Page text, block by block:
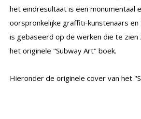
het eindresultaat is een monumentaal
oorspronkelijke graffiti-kunstenaars
is gebaseerd op de werken die te zien
het originele "Subway Art" boek.
Hieronder de originele cover van het